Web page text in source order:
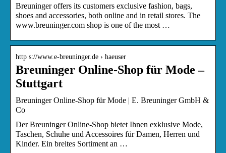
Breuninger offers its customers exclusive fashion, bags,
shoes and accessories, both online and in retail stores. The
www.breuninger.com shop is one of the most …
http s://www.e-breuninger.de › haeuser
Breuninger Online-Shop für Mode –
Stuttgart
Breuninger Online-Shop für Mode | E. Breuninger GmbH &
Co
Der Breuninger Online-Shop bietet Ihnen exklusive Mode,
Taschen, Schuhe und Accessoires für Damen, Herren und
Kinder. Ein breites Sortiment an …